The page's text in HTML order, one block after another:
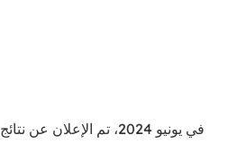
في يونيو 2024، تم